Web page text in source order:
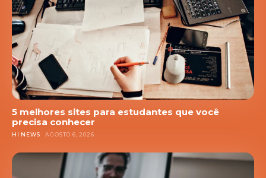
5 melhores sites para estudantes que você
precisa conhecer
HI NEWS AGOSTO 6, 2026